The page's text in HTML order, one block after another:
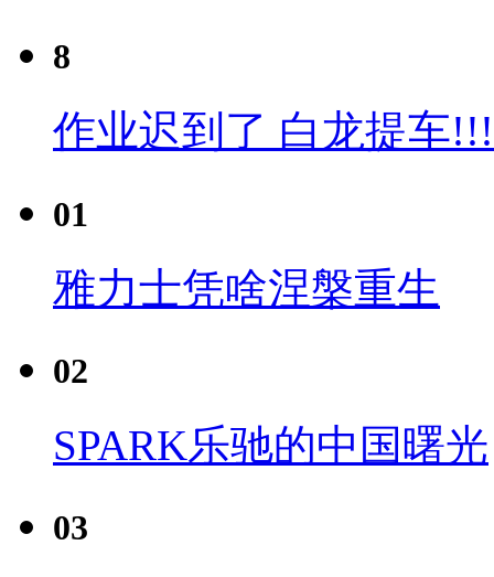
8
作业迟到了 白龙提车
01
雅力士凭啥涅槃重生
02
SPARK乐驰的中国曙光
03